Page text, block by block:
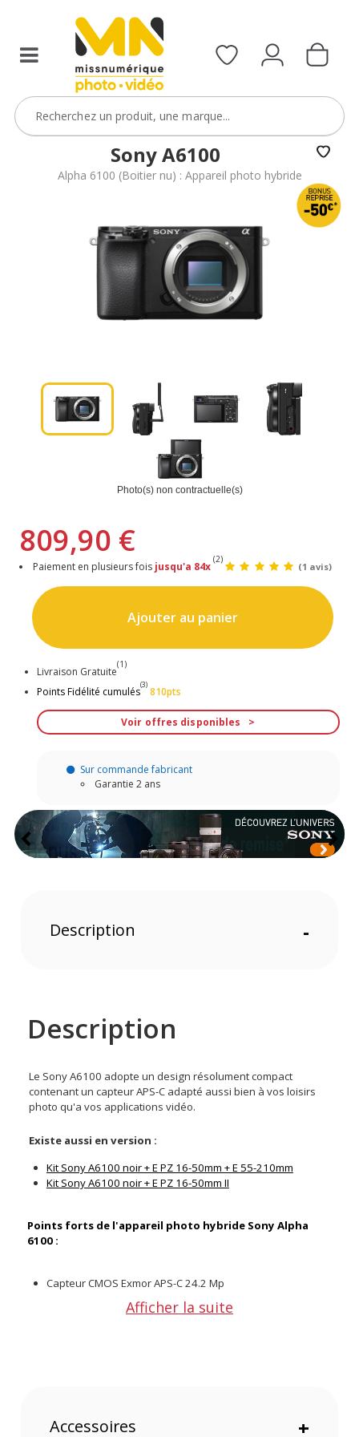
compact,
bridge
ou
étanche)
BoitierBatterie5Sony A6100
Alpha 6100 (Boitier nu) : Appareil photo hybride
Photo(s) non contractuelle(s)
809,90 €
Paiement en plusieurs fois jusqu'a 84x
(2)
(1 avis)
Ajouter au panier
Livraison Gratuite
(1)
Points Fidélité cumulés
(3)
810pts
Voir offres disponibles
Sur commande fabricant
Garantie 2 ans
Description -
Description
Le Sony A6100 adopte un design résolument compact
contenant un capteur APS-C adapté aussi bien à vos loisirs
photo qu'a vos applications vidéo.
Existe aussi en version :
Kit Sony A6100 noir + E PZ 16-50mm + E 55-210mm
Kit Sony A6100 noir + E PZ 16-50mm II
Points forts de l'appareil photo hybride Sony Alpha
6100 :
Capteur CMOS Exmor APS-C 24.2 Mp
Processeur d'image BIONZ X
Vidéo UHD 4K30p / Full HD 120p
Afficher la suite
Accessoires +